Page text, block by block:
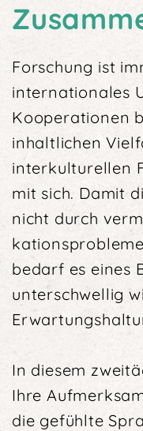
Forschung ist
internationales
Kooperationen
inhaltlichen
inter­kultur­ellen
mit sich. Damit
nicht durch
bedarf es eines
unterschwellig
In diesem
Ihre
die gefühlte